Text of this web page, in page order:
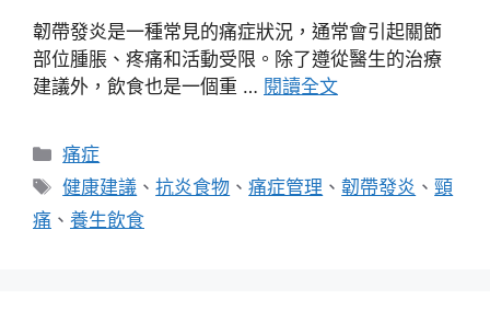
韌帶發炎是一種常見的痛症狀況，通常會引起關節
部位腫脹、疼痛和活動受限。除了遵從醫生的治療
建議外，飲食也是一個重 … 閱讀全文
分
類
痛症
標
籤
健康建議 、抗炎食物 、痛症管理 、韌帶發炎 、頸
痛 、 養生飲食